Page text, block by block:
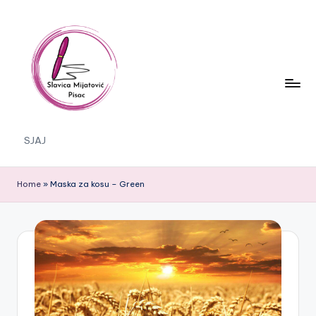
content
S
J
A
SJAJ
Home » Maska za kosu – Green